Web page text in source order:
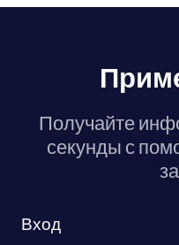
Получайте
секунды с
Вход